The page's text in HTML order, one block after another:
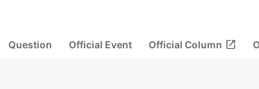
Question Official Event Official Column open_in_new